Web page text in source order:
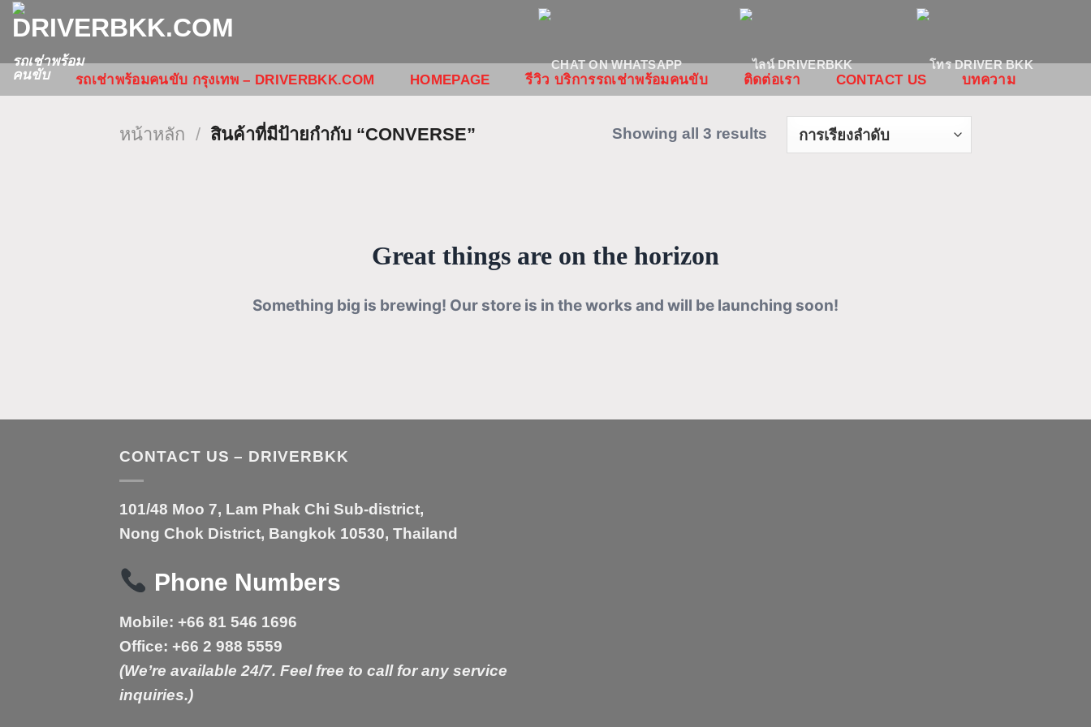
ข้าม
ไป
ยัง
เนื้อหา
รถเช่าพร้อม
คนขับ
รถเช่าพร้อมคนขับ กรุงเทพ – DRIVERBKK.COM HOMEPAGE รีวิว บริการรถเช่าพร้อมคนขับ ติดต่อเรา CONTACT US บทความ
หน้าหลัก / สินค้าที่มีป้ายกำกับ “CONVERSE” Showing all 3 results
Great things are on the horizon
Something big is brewing! Our store is in the works and will be launching soon!
CONTACT US – DRIVERBKK
101/48 Moo 7, Lam Phak Chi Sub-district,
Nong Chok District, Bangkok 10530, Thailand
Phone Numbers
Mobile: +66 81 546 1696
Office: +66 2 988 5559
(We’re available 24/7. Feel free to call for any service
inquiries.)